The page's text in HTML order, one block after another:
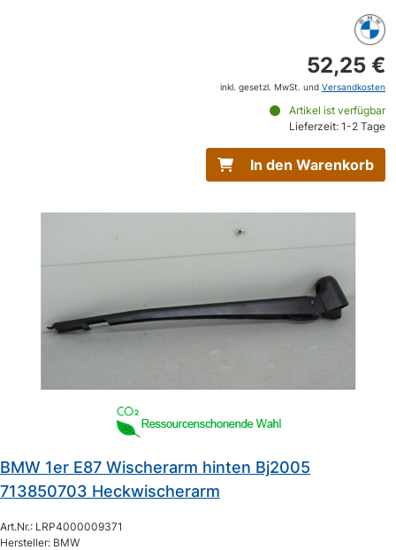
52,25 €
inkl. gesetzl. MwSt. und Versandkosten
Artikel ist verfügbar
Lieferzeit: 1-2 Tage
In den Warenkorb
BMW 1er E87 Wischerarm hinten Bj2005
713850703 Heckwischerarm
Art.Nr.: LRP4000009371
Hersteller: BMW